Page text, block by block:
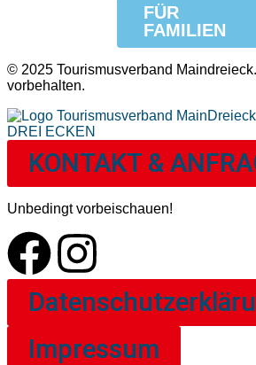
FÜR
FAMILIEN
© 2025 Tourismusverband
vorbehalten.
KONTAKT &
Unbedingt vorbeischauen!
Impressum